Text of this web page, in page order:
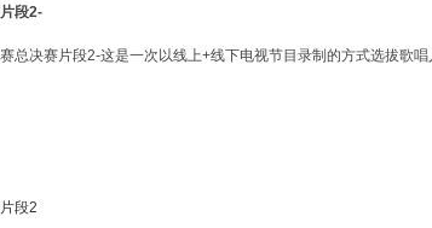
段2-
总决赛片段2-这是一次以线上+线下电视节目录制的方式选拔歌
段2